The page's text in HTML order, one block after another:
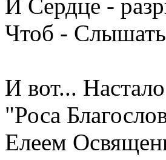
И Сердце -
Чтоб -
И вот...
"Роса
Елеем